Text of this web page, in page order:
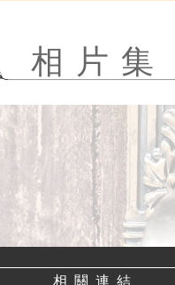
相 片 集
相 關 連 結